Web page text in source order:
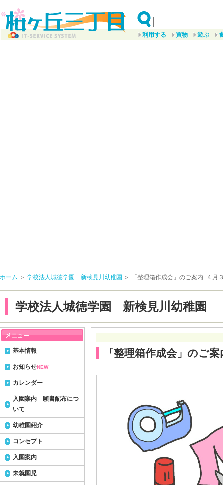
利用する 買物 遊ぶ
ホーム ＞ 学校法人城徳学園 新検見川幼稚園 ＞ 「整理箱作成会」のご案内 ４月
学校法人城徳学園 新検見川幼稚園
「整理箱作成会」のご
基本情報
お知らせNEW
カレンダー
入園案内 願書配布につ
いて
幼稚園紹介
コンセプト
入園案内
未就園児